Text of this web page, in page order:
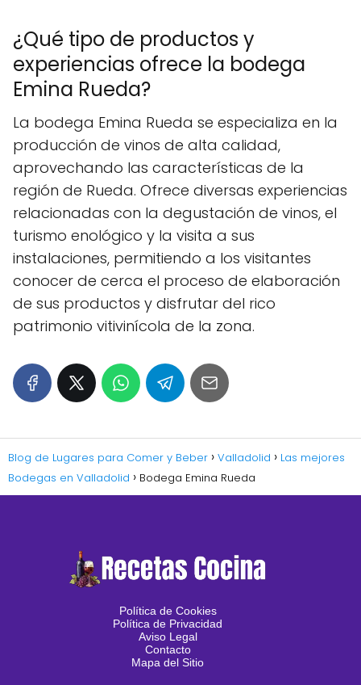
¿Qué tipo de productos y
experiencias ofrece la bodega
Emina Rueda?
La bodega Emina Rueda se especializa en la
producción de vinos de alta calidad,
aprovechando las características de la
región de Rueda. Ofrece diversas experiencias
relacionadas con la degustación de vinos, el
turismo enológico y la visita a sus
instalaciones, permitiendo a los visitantes
conocer de cerca el proceso de elaboración
de sus productos y disfrutar del rico
patrimonio vitivinícola de la zona.
Blog de Lugares para Comer y Beber Valladolid
Las mejores
Bodegas en Valladolid
Bodega Emina Rueda
Política de Cookies
Política de Privacidad
Aviso Legal
Contacto
Mapa del Sitio